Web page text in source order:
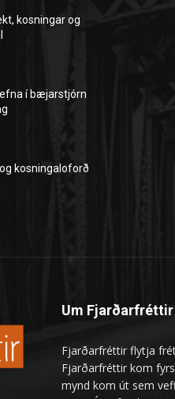
kosningar og
í bæjarstjórn
kosningaloforð
Um Fjarðarfréttir
Fjarðarfréttir flytja
Fjarðarfréttir kom
mynd kom út sem